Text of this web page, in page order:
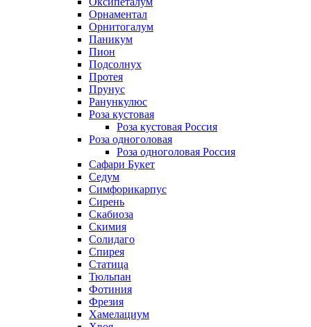
Орнаментал
Орнитогалум
Паникум
Пион
Подсолнух
Протея
Прунус
Ранункулюс
Роза кустовая
Роза кустовая Россия
Роза одноголовая
Роза одноголовая Россия
Сафари Букет
Седум
Симфорикарпус
Сирень
Скабиоза
Скимия
Солидаго
Спирея
Статица
Тюльпан
Фотиния
Фрезия
Хамелациум